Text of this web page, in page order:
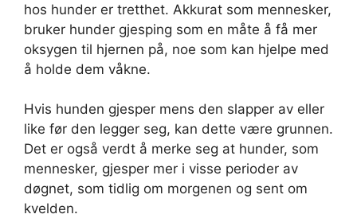
hos hunder er tretthet. Akkurat som mennesker,
bruker hunder gjesping som en måte å få mer
oksygen til hjernen på, noe som kan hjelpe med
å holde dem våkne.
Hvis hunden gjesper mens den slapper av eller
like før den legger seg, kan dette være grunnen.
Det er også verdt å merke seg at hunder, som
mennesker, gjesper mer i visse perioder av
døgnet, som tidlig om morgenen og sent om
kvelden.